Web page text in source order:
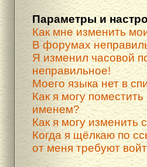
Параметры и
Как мне изменить
В форумах
Я изменил часовой
неправильное!
Моего языка нет в
Как я могу
именем?
Как я могу изменить
Когда я щёлкаю по
от меня требуют